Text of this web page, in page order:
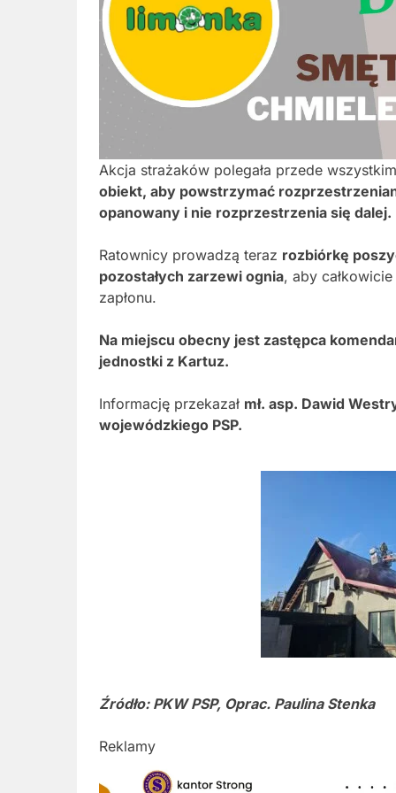
Akcja strażaków polegała przede
obiekt, aby powstrzymać
opanowany i nie rozprzestrzenia się dalej.
Ratownicy prowadzą teraz rozbiórkę
pozostałych zarzewi ognia, aby
zapłonu.
Na miejscu obecny jest zastępca
jednostki z Kartuz.
Informację przekazał mł. asp. Dawid
wojewódzkiego PSP.
Źródło: PKW PSP, Oprac. Paulina Stenka
Reklamy